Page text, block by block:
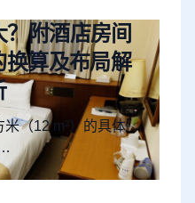
附酒店房间
算及布局解
（12 m²）的具体